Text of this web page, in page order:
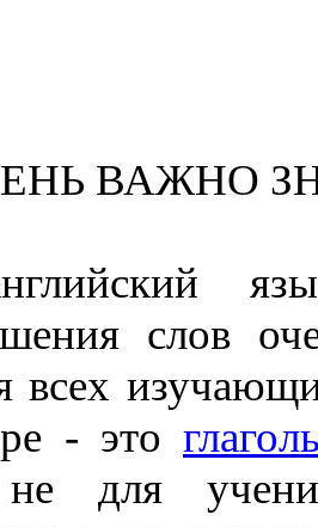
ВАЖНО
слов
всех
- это
не для